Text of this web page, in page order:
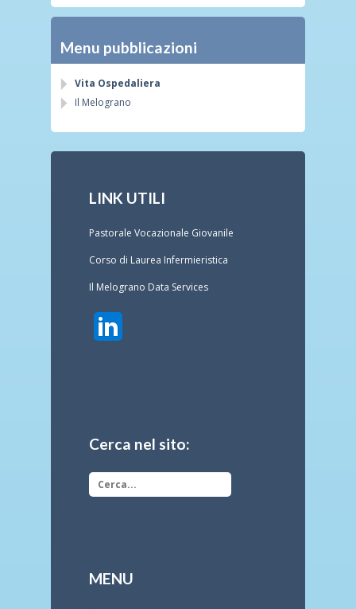
Menu pubblicazioni
Vita Ospedaliera
Il Melograno
LINK UTILI
Pastorale Vocazionale Giovanile
Corso di Laurea Infermieristica
Il Melograno Data Services
Cerca nel sito:
MENU